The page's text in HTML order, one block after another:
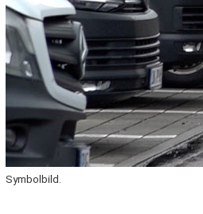
Symbolbild.